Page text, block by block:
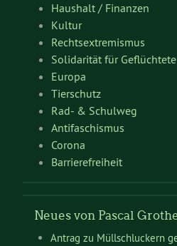
Haushalt / Finanzen
Kultur
Rechtsextremismus
Solidarität für Geflüchtete
Europa
Tierschutz
Rad- & Schulweg
Antifaschismus
Corona
Barrierefreiheit
Neues von Pascal
Antrag zu Müllschluckern